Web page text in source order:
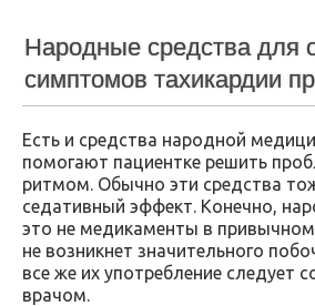
Народные средства для
симптомов тахикардии
Есть и средства народной
помогают пациентке решить
ритмом. Обычно эти средства
седативный эффект. Конечно,
это не медикаменты в
не возникнет значительного
все же их употребление следует
врачом.